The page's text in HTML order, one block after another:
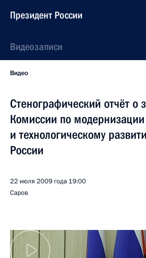
Президент России
Видеозаписи
Видео
Стенографический отчёт о
Комиссии по модернизации
и технологическому
России
22 июля 2009 года 19:00
Саров